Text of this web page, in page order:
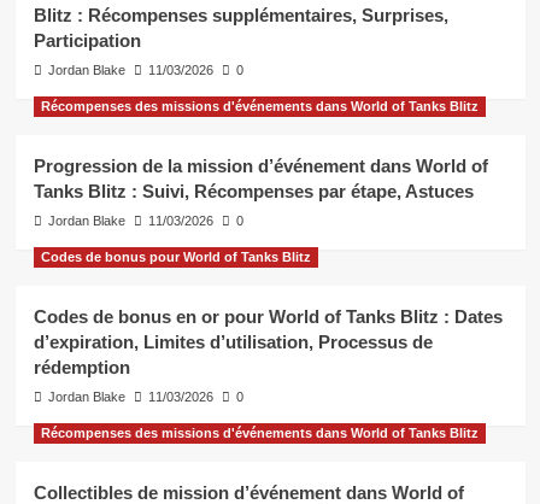
Blitz : Récompenses supplémentaires, Surprises,
Participation
Jordan Blake 11/03/2026 0
Récompenses des missions d'événements dans World of Tanks Blitz
Progression de la mission d’événement dans World of
Tanks Blitz : Suivi, Récompenses par étape, Astuces
Jordan Blake 11/03/2026 0
Codes de bonus pour World of Tanks Blitz
Codes de bonus en or pour World of Tanks Blitz : Dates
d’expiration, Limites d’utilisation, Processus de
rédemption
Jordan Blake 11/03/2026 0
Récompenses des missions d'événements dans World of Tanks Blitz
Collectibles de mission d’événement dans World of